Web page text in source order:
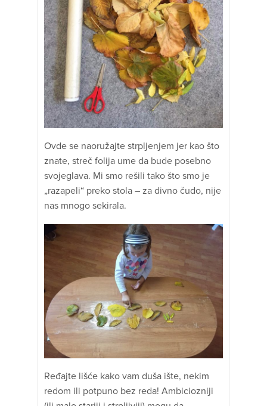
Ovde se naoružajte strpljenjem jer kao što
znate, streč folija ume da bude posebno
svojeglava. Mi smo rešili tako što smo je
„razapeli“ preko stola – za divno čudo, nije
nas mnogo sekirala.
Ređajte lišće kako vam duša ište, nekim
redom ili potpuno bez reda! Ambiciozniji